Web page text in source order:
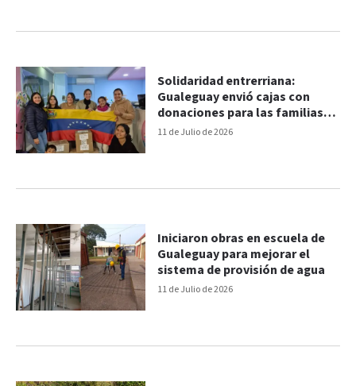
11 de Julio de 2026
Solidaridad entrerriana:
Gualeguay envió cajas con
donaciones para las familias
afectadas por el terremoto en
11 de Julio de 2026
Iniciaron obras en escuela de
Gualeguay para mejorar el
sistema de provisión de agua